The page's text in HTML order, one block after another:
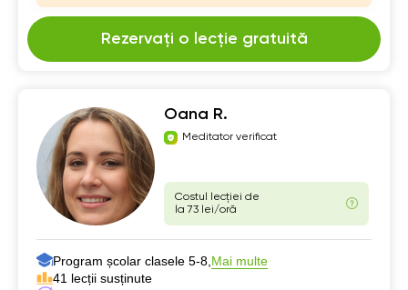
Rezervați o lecție gratuită
Oana R.
Meditator verificat
Costul lecției de
la 73 lei/oră
Program școlar clasele 5-8, Mai multe
41 lecții susținute